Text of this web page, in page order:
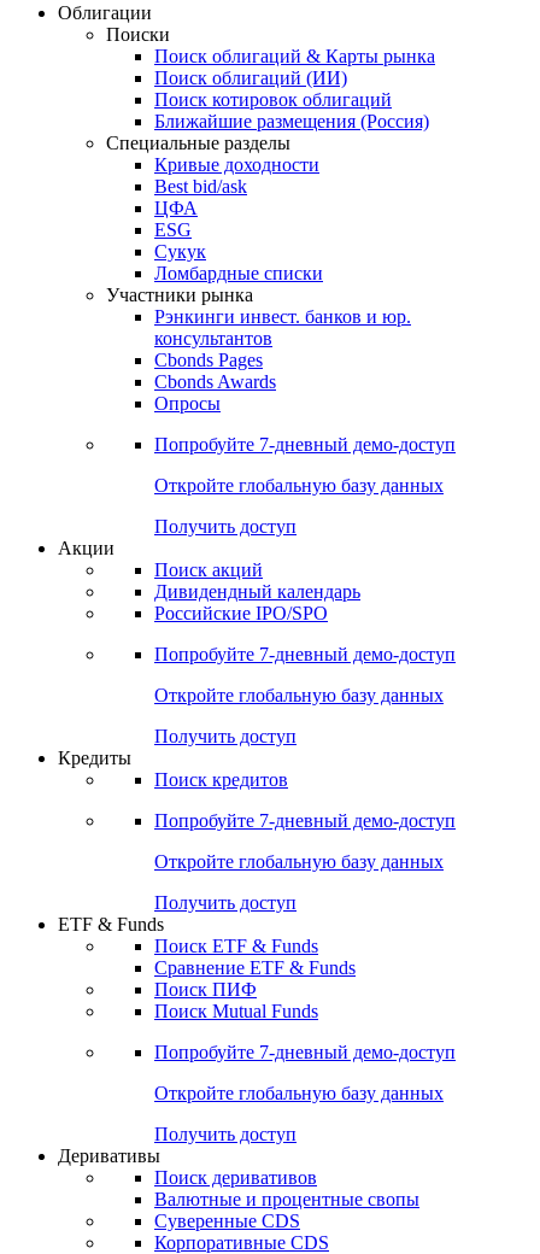
Облигации
Поиски
Поиск облигаций & Карты рынка
Поиск облигаций (ИИ)
Поиск котировок облигаций
Ближайшие размещения (Россия)
Специальные разделы
Кривые доходности
Best bid/ask
ЦФА
ESG
Сукук
Ломбардные списки
Участники рынка
Рэнкинги инвест. банков и юр.
консультантов
Cbonds Pages
Cbonds Awards
Опросы
Попробуйте 7-дневный демо-доступ
Откройте глобальную базу данных
Получить доступ
Акции
Поиск акций
Дивидендный календарь
Российские IPO/SPO
Попробуйте 7-дневный демо-доступ
Откройте глобальную базу данных
Получить доступ
Кредиты
Поиск кредитов
Попробуйте 7-дневный демо-доступ
Откройте глобальную базу данных
Получить доступ
ETF & Funds
Поиск ETF & Funds
Сравнение ETF & Funds
Поиск ПИФ
Поиск Mutual Funds
Попробуйте 7-дневный демо-доступ
Откройте глобальную базу данных
Получить доступ
Деривативы
Поиск деривативов
Валютные и процентные свопы
Суверенные CDS
Корпоративные CDS